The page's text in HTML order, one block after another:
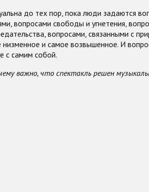
до тех пор, пока люди задаются
вопросами свободы и угнетения,
вопросами, связанными с
низменное и самое возвышенное. И
с самим собой.
важно, что спектакль решен